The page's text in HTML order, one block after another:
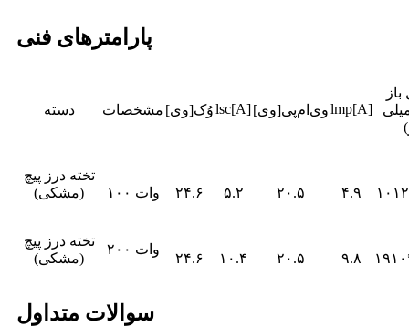
پارامترهای فنی
دسته مشخصات وُک[وی]lsc[A]وی‌ام‌پی[وی]lmp[A]
تخته درز پیچ
(مشکی)
۱۰۰ وات ۲۴.۶ ۵.۲ ۲۰.۵ ۴.۹
تخته درز پیچ
(مشکی)
۲۰۰ وات
۲۴.۶ ۱۰.۴ ۲۰.۵ ۹.۸
سوالات متداول